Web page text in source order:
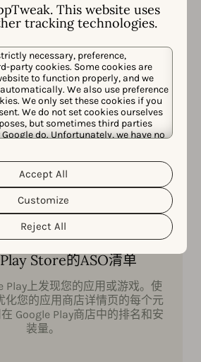
This website uses
tracking technologies.
necessary, preference,
party cookies. Some cookies are
to function properly, and we
We also use preference
We only set these cookies if you
We do not set cookies ourselves
but sometimes third parties
Google do. Unfortunately, we have no
different cookies we use, please
&Privacy Policy
settings and preferences by
button.
Reject All
Customize
Accept All
立即阅读
Store的ASO清单
Play上发现您的应用或游戏。使
化您的应用商店详情页的每个元
Google Play商店中的排名和安
装量。